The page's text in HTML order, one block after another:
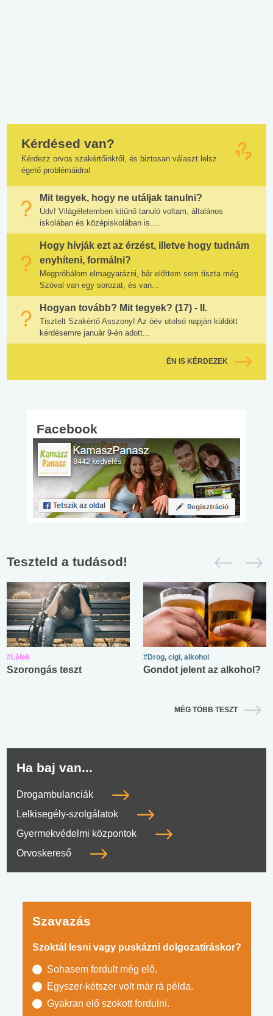
Kérdésed van?
Kérdezz orvos szakértőinktől, és biztosan választ lelsz
égető problémáidra!
Mit tegyek, hogy ne utáljak tanulni?
Üdv! Világéletemben kitűnő tanuló voltam, általános
iskolában és középiskolában is....
Hogy hívják ezt az érzést, illetve hogy tudnám
enyhíteni, formálni?
Megpróbálom elmagyarázni, bár előttem sem tiszta még.
Szóval van egy sorozat, és van...
Hogyan tovább? Mit tegyek? (17) - II.
Tisztelt Szakértő Asszony! Az óév utolsó napján küldött
kérdésemre január 9-én adott...
ÉN IS KÉRDEZEK
Facebook
Teszteld a tudásod!
#Lélek
Szorongás teszt
#Drog, cigi, alkohol
Gondot jelent az alkohol?
MÉG TÖBB TESZT
Ha baj van...
Drogambulanciák
Lelkisegély-szolgálatok
Gyermekvédelmi központok
Orvoskereső
Szavazás
Szoktál lesni vagy puskázni dolgozatíráskor?
Sohasem fordult még elő.
Egyszer-kétszer volt már rá példa.
Gyakran elő szokott fordulni.